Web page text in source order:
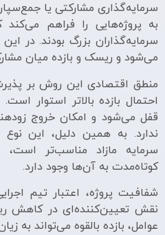
سرمایه‌گذاری مشارکتی یا
به پروژه‌هایی را فراهم
سرمایه‌گذاران بزرگ بودند. در
می‌شود و ریسک و بازده میان
منطق اقتصادی این روش بر
احتمال بازده بالاتر استوار
قفل می‌شود و امکان خروج
ندارد. به همین دلیل، این
سرمایه مازاد مناسب‌تر است،
کوتاه‌مدت به آن‌ها وجود دارد.
شفافیت پروژه، اعتبار تیم
نقش تعیین‌کننده‌ای در کاهش
عوامل، بازده بالقوه می‌تواند به